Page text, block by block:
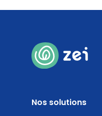
Collaborateurs
Nos solutions